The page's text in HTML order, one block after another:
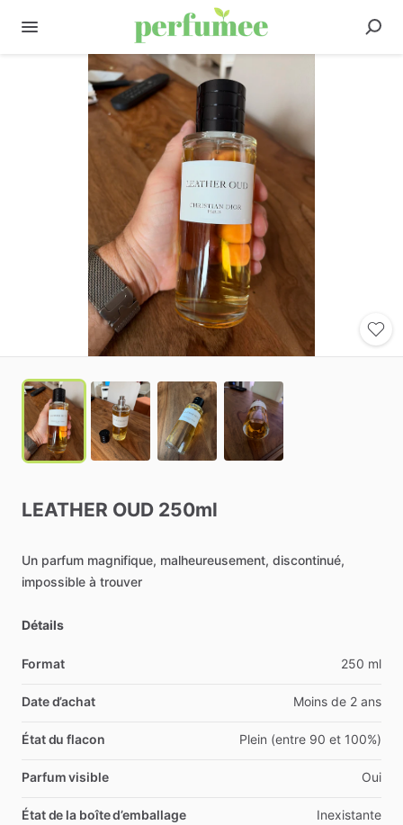
LEATHER OUD 250ml
Un parfum magnifique, malheureusement, discontinué,
impossible à trouver
Détails
Format 250 ml
Date d’achat Moins de 2 ans
État du flacon Plein (entre 90 et 100%)
Parfum visible Oui
État de la boîte d’emballage Inexistante